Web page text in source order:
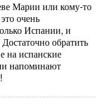
Марии или кому-то
очень
Испании, и
обратить
на испанские
напоминают